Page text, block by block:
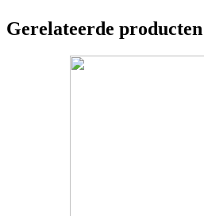
Gerelateerde producten